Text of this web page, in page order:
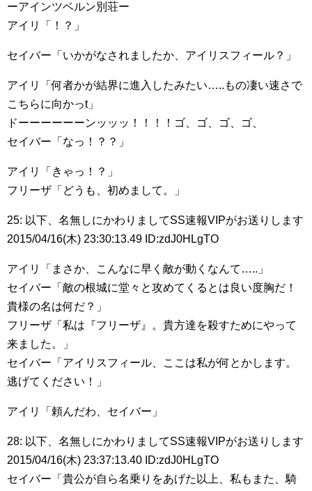
ーアインツベルン別荘ー
アイリ「！？」
セイバー「いかがなされましたか、アイリスフィール？」
アイリ「何者かが結界に進入したみたい…..もの凄い速さで
こちらに向かっt」
ドーーーーーーンッッッ！！！！ゴ、ゴ、ゴ、ゴ、
セイバー「なっ！？？」
アイリ「きゃっ！？」
フリーザ「どうも、初めまして。」
25: 以下、名無しにかわりましてSS速報VIPがお送りします
2015/04/16(木) 23:30:13.49 ID:zdJ0HLgTO
アイリ「まさか、こんなに早く敵が動くなんて…..」
セイバー「敵の根城に堂々と攻めてくるとは良い度胸だ！
貴様の名は何だ？」
フリーザ「私は『フリーザ』。貴方達を殺すためにやって
来ました。」
セイバー「アイリスフィール、ここは私が何とかします。
逃げてください！」
アイリ「頼んだわ、セイバー」
28: 以下、名無しにかわりましてSS速報VIPがお送りします
2015/04/16(木) 23:37:13.40 ID:zdJ0HLgTO
セイバー「貴公が自ら名乗りをあげた以上、私もまた、騎